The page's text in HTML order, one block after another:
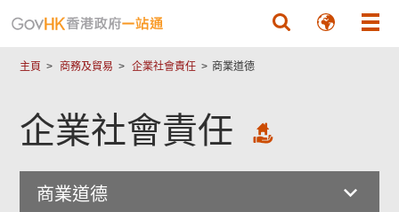
主頁 商務及貿易 企業社會責任 商業道德
企業社會責任
商業道德